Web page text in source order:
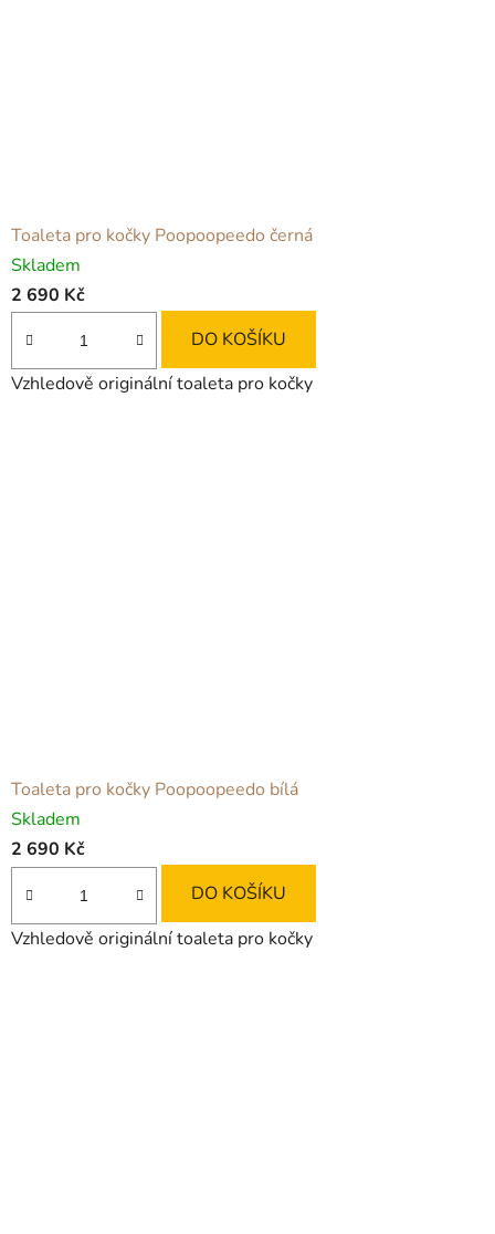
Toaleta pro kočky Poopoopeedo černá
Skladem
2 690 Kč
DO KOŠÍKU
Vzhledově originální toaleta pro kočky
Toaleta pro kočky Poopoopeedo bílá
Skladem
2 690 Kč
DO KOŠÍKU
Vzhledově originální toaleta pro kočky